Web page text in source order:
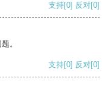
支持[0] 反对[0]
。
支持[0] 反对[0]